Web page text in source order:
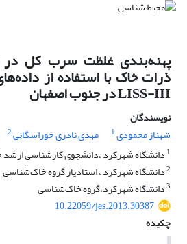
پهنه‌بندی غلظت سرب کل در
LISS-III در جنوب اصفهان
نویسندگان
شهناز محمودی1 مهدی نادری خوراسگانی2
1 دانشگاه شهرکرد ،دانشجوی کارشناسی
2دانشگاه شهرکرد ، استادیار گروه خاک‌شناسی
3دانشگاه شهرکرد،گروه خاک‌شناسی
10.22059/jes.2013.30387
چکیده